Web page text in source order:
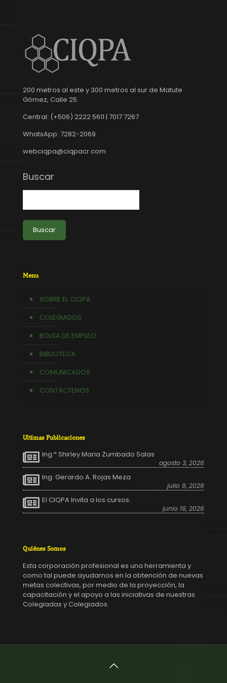
200 metros al este y 300 metros al sur de Matute
Gómez, Calle 25.
Central: (+506) 2222 5611 | 7017 7267
WhatsApp: 7282-2069
webciqpa@ciqpacr.com
Buscar
Buscar
Menu
SOBRE EL CIQPA
COLEGIADOS
BOLSA DE EMPLEO
BIBLIOTECA
COMUNICADOS
CONTÁCTENOS
Ultimas Publicaciones
Ing.ª Shirley Maria Zumbado Salas
agosto 3, 2026
Ing. Gerardo A. Rojas Meza
julio 9, 2026
El CIQPA Invita a los cursos:
junio 19, 2026
Quiénes Somos
Esta corporación profesional es una herramienta y
como tal puede ayudarnos en la obtención de nuevas
metas colectivas, por medio de la proyección, la
capacitación y el apoyo a las iniciativas de nuestras
Colegiadas y Colegiados.